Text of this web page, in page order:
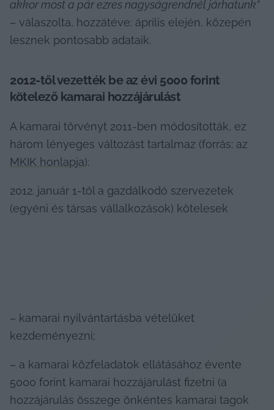
akkor most a pár ezres nagyságrendnél járhatunk”
– válaszolta, hozzátéve: április elején, közepén
lesznek pontosabb adataik.
2012-től vezették be az évi 5000 forint
kötelező kamarai hozzájárulást
A kamarai törvényt 2011-ben módosították, ez
MKIK honlapja):
2012. január 1-től a gazdálkodó szervezetek
(egyéni és társas vállalkozások) kötelesek
– kamarai nyilvántartásba vételüket
kezdeményezni;
– a kamarai közfeladatok ellátásához évente
5000 forint kamarai hozzájárulást fizetni (a
hozzájárulás összege önkéntes kamarai tagok